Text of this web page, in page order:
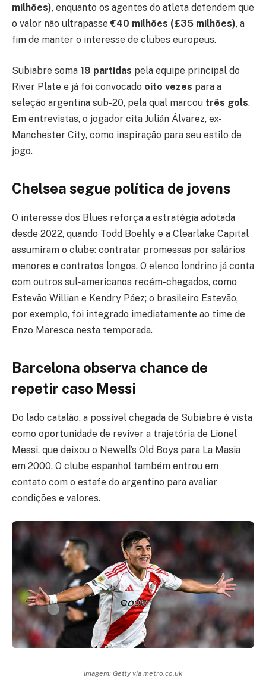
milhões), enquanto os agentes do atleta defendem que
o valor não ultrapasse€40 milhões (£35 milhões), a
fim de manter o interesse de clubes europeus.
Subiabre soma 19 partidas pela equipe principal do
River Plate e já foi convocado oito vezes para a
seleção argentina sub-20, pela qual marcou três gols.
Em entrevistas, o jogador cita Julián Álvarez, ex-
Manchester City, como inspiração para seu estilo de
jogo.
Chelsea segue política de jovens
O interesse dos Blues reforça a estratégia adotada
desde 2022, quando Todd Boehly e a Clearlake Capital
assumiram o clube: contratar promessas por salários
menores e contratos longos. O elenco londrino já conta
com outros sul-americanos recém-chegados, como
Estevão Willian e Kendry Páez; o brasileiro Estevão,
por exemplo, foi integrado imediatamente ao time de
Enzo Maresca nesta temporada.
Barcelona observa chance de
repetir caso Messi
Do lado catalão, a possível chegada de Subiabre é vista
como oportunidade de reviver a trajetória de Lionel
Messi, que deixou o Newell’s Old Boys para La Masia
em 2000. O clube espanhol também entrou em
contato com o estafe do argentino para avaliar
condições e valores.
Imagem: Getty via metro.co.uk